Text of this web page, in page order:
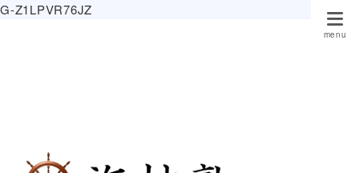
G-Z1LPVR76JZ